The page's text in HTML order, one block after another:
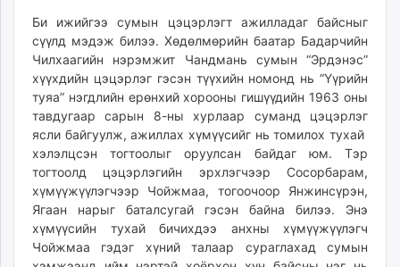
Би ижийгээ сумын цэцэрлэгт ажилладаг байсныг
сүүлд мэдэж билээ. Хөдөлмөрийн баатар Бадарчийн
Чилхаагийн нэрэмжит Чандмань сумын “Эрдэнэс”
хүүхдийн цэцэрлэг гэсэн түүхийн номонд нь “Үүрийн
туяа” нэгдлийн ерөнхий хорооны гишүүдийн 1963 оны
тавдугаар сарын 8-ны хурлаар суманд цэцэрлэг
ясли байгуулж, ажиллах хүмүүсийг нь томилох тухай
хэлэлцсэн тогтоолыг оруулсан байдаг юм. Тэр
тогтоолд цэцэрлэгийн эрхлэгчээр Сосорбарам,
хүмүүжүүлэгчээр Чойжмаа, тогоочоор Янжинсүрэн,
Ягаан нарыг баталсугай гэсэн байна билээ. Энэ
хүмүүсийн тухай бичихдээ анхны хүмүүжүүлэгч
Чойжмаа гэдэг хүний талаар сураглахад сумын